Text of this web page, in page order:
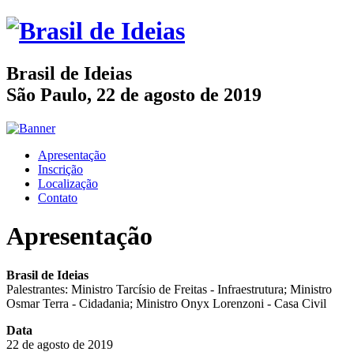
Brasil de Ideias
São Paulo, 22 de agosto de 2019
Apresentação
Inscrição
Localização
Contato
Apresentação
Brasil de Ideias
Palestrantes: Ministro Tarcísio de Freitas - Infraestrutura; Ministro
Osmar Terra - Cidadania; Ministro Onyx Lorenzoni - Casa Civil
Data
22 de agosto de 2019